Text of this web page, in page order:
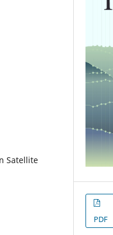
Satellite
PDF